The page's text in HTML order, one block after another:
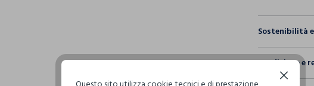
Sostenibilità
Sicurezza
Il 100%
fisici, per
Spedizione e
Continua senza accettare